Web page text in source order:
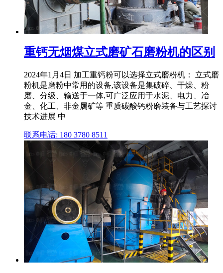
重钙无烟煤立式磨矿石磨粉机的区别
2024年1月4日 加工重钙粉可以选择立式磨粉机： 立式磨
粉机是磨粉中常用的设备,该设备是集破碎、干燥、粉
磨、分级、输送于一体,可广泛应用于水泥、电力、冶
金、化工、非金属矿等 重质碳酸钙粉磨装备与工艺探讨
技术进展 中
联系电话: 180 3780 8511